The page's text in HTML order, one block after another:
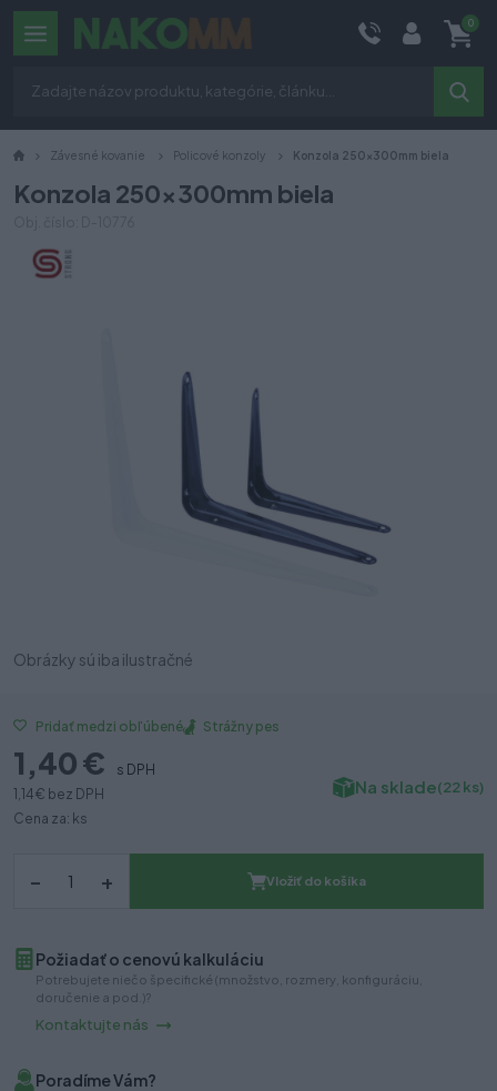
0
Závesné kovanie Policové konzoly Konzola 250x300mm biela
Konzola 250x300mm biela
Obrázky sú iba ilustračné
Pridať medzi obľúbené Strážny pes
1,40 €
s DPH
1,14 € bez DPH
Cena za: ks
Na sklade(22 ks)
– + Vložiť do košíka
Požiadať o cenovú kalkuláciu
Potrebujete niečo špecifické (množstvo, rozmery, konfiguráciu,
doručenie a pod.)?
Kontaktujte nás
Poradíme Vám?